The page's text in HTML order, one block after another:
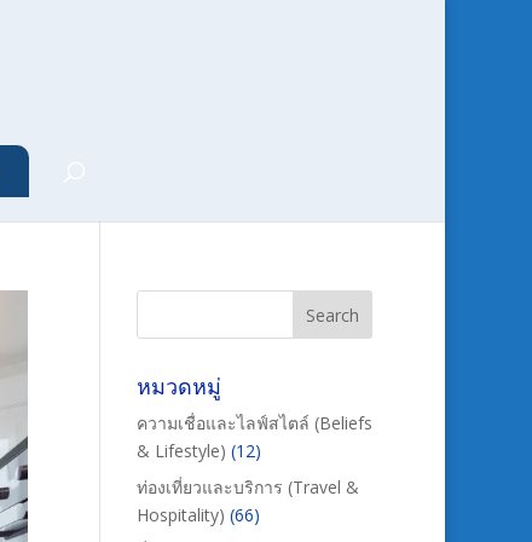
หมวดหมู่
ความเชื่อและไลฟ์สไตล์ (Beliefs
& Lifestyle) (12)
ท่องเที่ยวและบริการ (Travel &
Hospitality) (66)